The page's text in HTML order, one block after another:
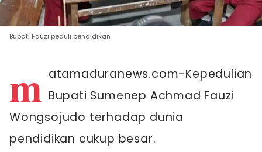
Bupati Fauzi peduli pendidikan
m atamaduranews.com-Kepedulian
Bupati Sumenep Achmad Fauzi
Wongsojudo terhadap dunia
pendidikan cukup besar.